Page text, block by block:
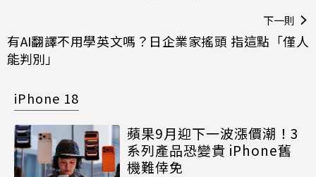
下一則
有AI翻譯不用學英文嗎？日企業家搖頭 指這點「僅人
能判別」
iPhone 18
蘋果9月迎下一波漲價潮！3
系列產品恐變貴 iPhone舊
機難倖免